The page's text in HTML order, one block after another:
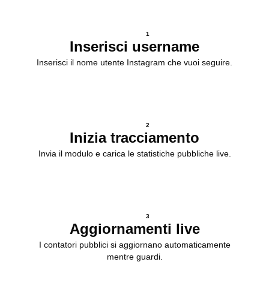
1
Inserisci username
Inserisci il nome utente Instagram che vuoi seguire.
2
Inizia tracciamento
Invia il modulo e carica le statistiche pubbliche live.
3
Aggiornamenti live
I contatori pubblici si aggiornano automaticamente
mentre guardi.